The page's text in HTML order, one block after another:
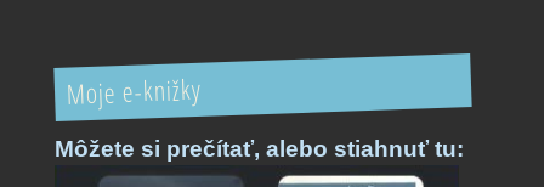
Moje e-knižky
Môžete si prečítať, alebo stiahnuť tu: